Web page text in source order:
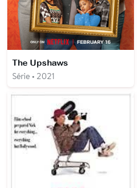
The Upshaws
Série • 2021